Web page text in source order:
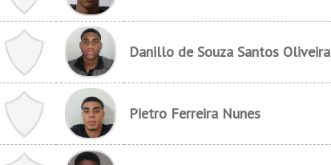
Danillo de Souza Santos Oliveira
Pietro Ferreira Nunes